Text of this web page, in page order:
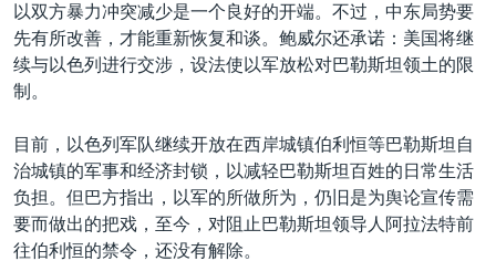
以双方暴力冲突减少是一个良好的开端。不过，中东局势要
先有所改善，才能重新恢复和谈。鲍威尔还承诺：美国将继
续与以色列进行交涉，设法使以军放松对巴勒斯坦领土的限
制。
目前，以色列军队继续开放在西岸城镇伯利恒等巴勒斯坦自
治城镇的军事和经济封锁，以减轻巴勒斯坦百姓的日常生活
负担。但巴方指出，以军的所做所为，仍旧是为舆论宣传需
要而做出的把戏，至今，对阻止巴勒斯坦领导人阿拉法特前
往伯利恒的禁令，还没有解除。